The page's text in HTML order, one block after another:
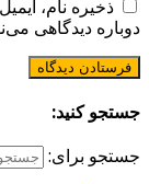
ذخیره نام،
دوباره دیدگاهی
جستجو کنید:
جستجو برای: